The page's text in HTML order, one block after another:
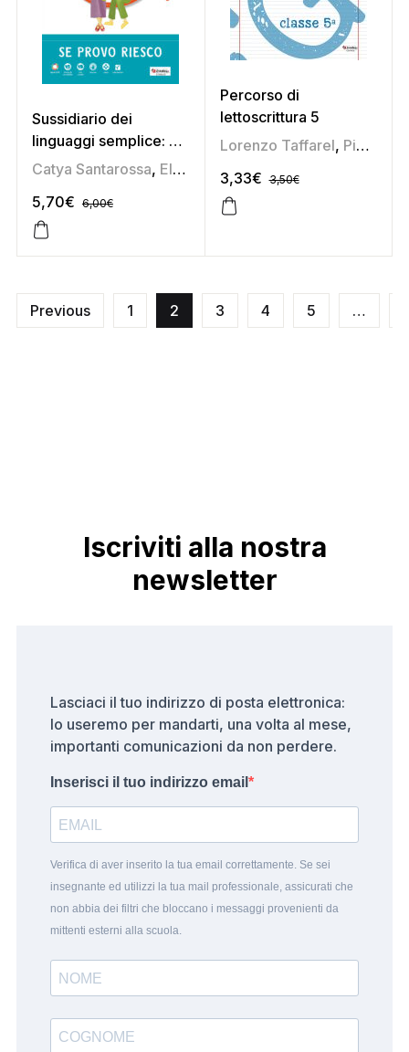
Sussidiario dei
linguaggi semplice: Se
provo riesco 4
Catya Santarossa, Elena Soldan ,Lorenzo Taffarel
5,70€ 6,00€
Percorso di
lettoscrittura 5
Lorenzo Taffarel, Pierina Furlan
3,33€ 3,50€
Previous 1 2 3 4 5 …
Iscriviti alla nostra
newsletter
Lasciaci il tuo indirizzo di posta elettronica:
lo useremo per mandarti, una volta al mese,
importanti comunicazioni da non perdere.
Inserisci il tuo indirizzo email
Verifica di aver inserito la tua email correttamente. Se sei
insegnante ed utilizzi la tua mail professionale, assicurati che
non abbia dei filtri che bloccano i messaggi provenienti da
mittenti esterni alla scuola.